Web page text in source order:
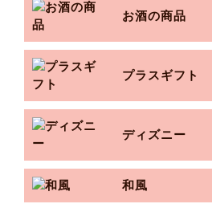
お酒の商品
プラスギフト
ディズニー
和風